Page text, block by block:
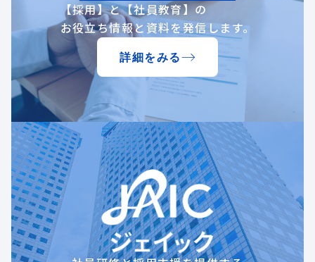
【採用】と【社員教育】の
お役立ち情報と資料を発信します。
詳細をみる